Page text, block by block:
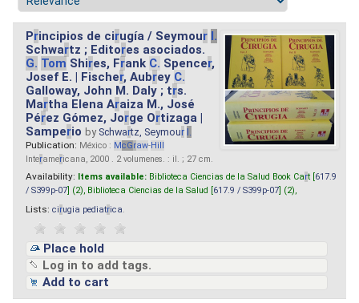
Principios de cirugía / Seymour I.
Schwartz ; Editores asociados.
G. Tom Shires, Frank C. Spencer,
Josef E. | Fischer, Aubrey C.
Galloway, John M. Daly ; trs.
Martha Elena Araiza M., José
Pérez Gómez, Jorge Ortizaga |
Samperio by Schwartz, Seymour I.
Publication: México : McGraw-Hill
Interamericana, 2000 . 2 volumenes. : il. ; 27 cm.
Availability: Items available: Biblioteca Ciencias de la Salud Book Cart [ 617.9
/ S399p-07 ] (2), Biblioteca Ciencias de la Salud [ 617.9 / S399p-07 ] (2),
Lists: cirugia pediatrica
Place hold
Log in to add tags.
Add to cart